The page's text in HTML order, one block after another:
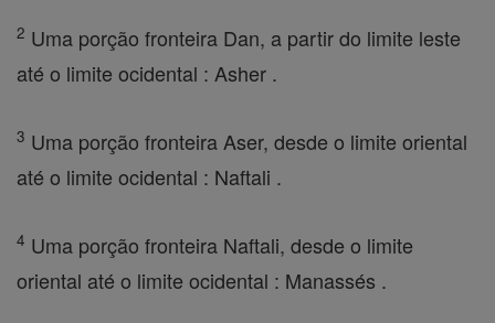
2 Uma porção fronteira Dan, a partir do limite leste
até o limite ocidental : Asher .
3 Uma porção fronteira Aser, desde o limite oriental
até o limite ocidental : Naftali .
4 Uma porção fronteira Naftali, desde o limite
oriental até o limite ocidental : Manassés .